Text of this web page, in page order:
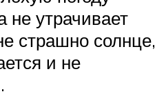
не утрачивает
страшно солнце,
и не